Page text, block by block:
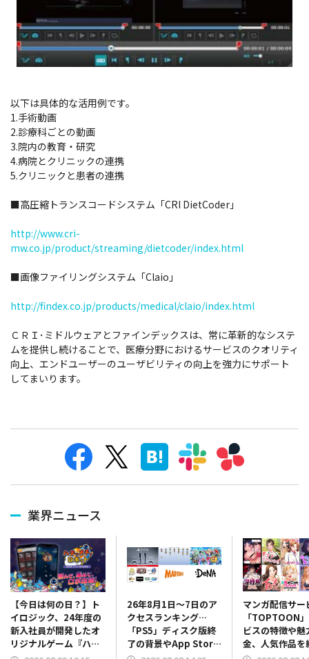
以下は具体的な活用例です。
1.手術動画
2.診療科ごとの動画
3.院内の教育・研究
4.病院とクリニックの連携
5.クリニックと患者の連携
■高圧縮トランスコードシステム「CRI DietCoder」
http://www.cri-
mw.co.jp/product/streaming/dietcoder/index.html
■画像ファイリングシステム「Claio」
http://findex.co.jp/products/medical/claio/index.html
ＣＲＩ･ミドルウェアとファインデックスは、常に革新的なシステ
ムを提供し続けることで、医療分野におけるサービスのクオリティ
向上、エンドユーザーのユーザビリティの向上を強力にサポート
してまいります。
業界ニュース
【今日は何の日？】ト
イロジック、24年度の
新入社員が開発したオ
リジナルゲーム『ハチ
26年8月1日～7日のア
クセスランキング…
「PS5」ディスク版終
了の背景やApp Store
マンガ配信サー
「TOPTOON
ビスの特徴や魅
金、人気作品